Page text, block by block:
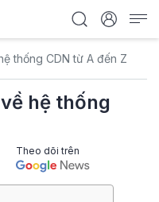
thống CDN từ A đến Z
hệ thống
Theo dõi trên